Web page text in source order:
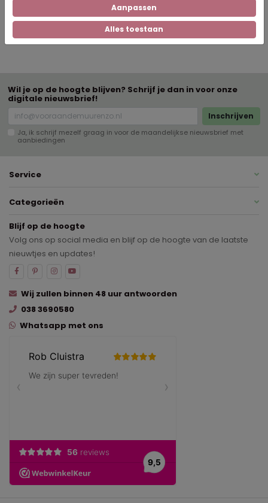
Oriëntatie Staand
Wil je op de hoogte blijven? Schrijf je dan in voor onze
digitale nieuwsbrief!
Inschrijven
Ja, ik schrijf mezelf graag in voor de maandelijkse nieuwsbrief met
aanbiedingen
Service
Categorieën
Blijf op de hoogte
Volg ons op social media en blijf op de hoogte van de laatste
nieuwtjes en updates!
Wij zullen binnen 48 uur antwoorden
038 3690580
Whatsapp met ons
Aanpassen
Alles toestaan